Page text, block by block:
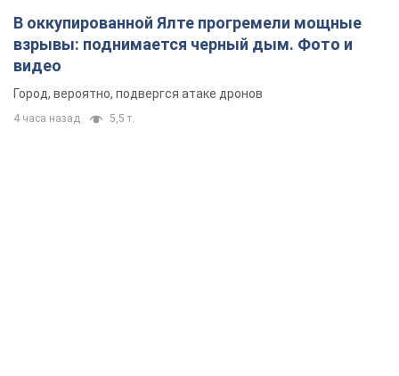
В оккупированной Ялте прогремели мощные
взрывы: поднимается черный дым. Фото и
видео
Город, вероятно, подвергся атаке дронов
4 часа назад 5,5 т.